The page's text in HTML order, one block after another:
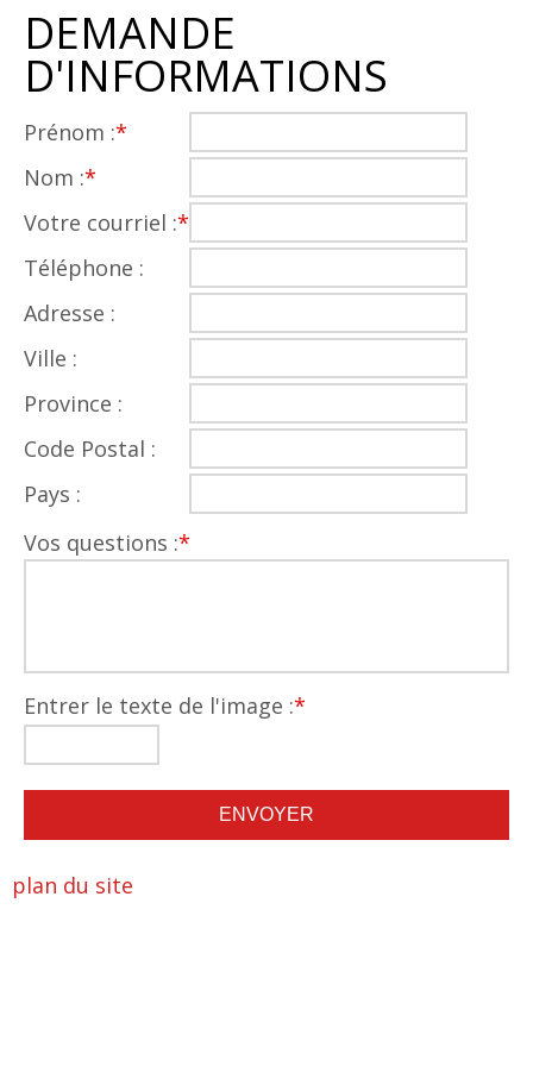
DEMANDE
D'INFORMATIONS
Prénom :*
Nom :*
Votre courriel :*
Téléphone :
Adresse :
Ville :
Province :
Code Postal :
Pays :
Vos questions :*
Entrer le texte de l'image :*
plan du site